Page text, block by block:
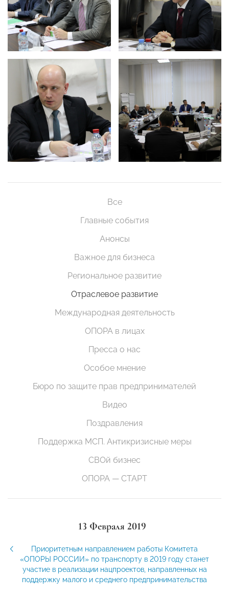
Все
Главные события
Анонсы
Важное для бизнеса
Региональное развитие
Отраслевое развитие
Международная деятельность
ОПОРА в лицах
Пресса о нас
Особое мнение
Бюро по защите прав предпринимателей
Видео
Поздравления
Поддержка МСП. Антикризисные меры
СВОй бизнес
ОПОРА — СТАРТ
13 Февраля 2019
Приоритетным направлением работы Комитета
«ОПОРЫ РОССИИ» по транспорту в 2019 году станет
участие в реализации нацпроектов, направленных на
поддержку малого и среднего предпринимательства